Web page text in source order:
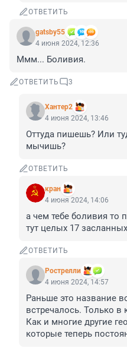
ОТВЕТИТЬ
gatsby55
4 июня 2024, 12:36
Ммм... Боливия.
ОТВЕТИТЬ 3
Хантер2
4 июня 2024, 13:46
Оттуда пишешь? Или
мычишь?
ОТВЕТИТЬ
кран
4 июня 2024, 14:06
а чем тебе боливия то
тут целых 17
ОТВЕТИТЬ
Рострелли
4 июня 2024, 14:57
Раньше это название
встречалось. Только
Как и многие другие
которые теперь